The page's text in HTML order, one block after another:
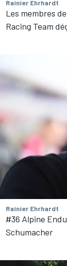
Rainier Ehrhardt
Les membres
Racing Team
Rainier Ehrhardt
#36 Alpine
Schumacher